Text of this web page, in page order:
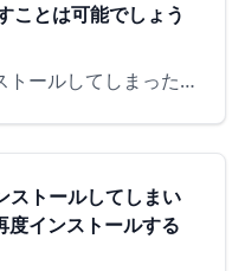
ことは可能でしょう
可能ですが、間違ってインストールしてしまった PC からネットワークに接続した状態でAppGuardをアンインストールした後に、本来のPCにインストールし直す必要があります。 AppGuardをアンイ…
トールしてしまい
度インストールする